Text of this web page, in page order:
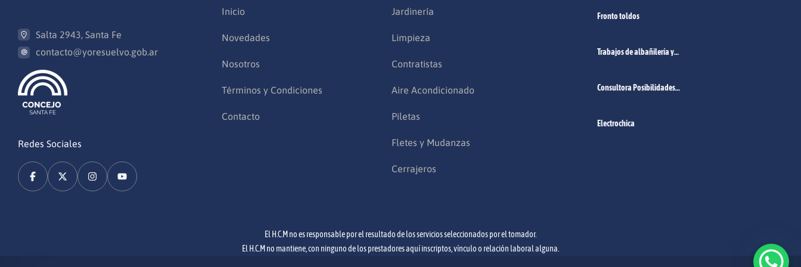
Salta 2943, Santa Fe
contacto@yoresuelvo.gob.ar
Redes Sociales
Inicio
Novedades
Nosotros
Términos y Condiciones
Contacto
Jardinería
Limpieza
Contratistas
Aire Acondicionado
Piletas
Fletes y Mudanzas
Cerrajeros
Fronto toldos
Trabajos de albañilería y
Consultora Posibilidades
Electrochica
El H.C.M no es responsable por el resultado de los servicios seleccionados por el tomador.
El H.C.M no mantiene, con ninguno de los prestadores aquí inscriptos, vínculo o relación laboral alguna.